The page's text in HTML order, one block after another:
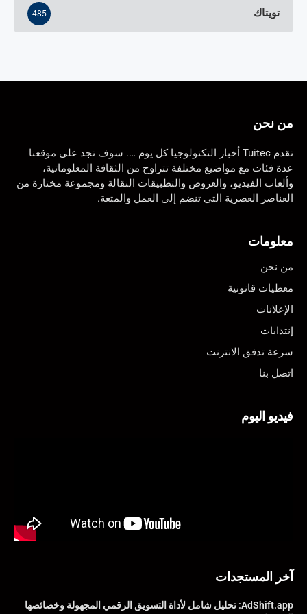
تويتاك 485
من نحن
تقدم Tuitec أخبار التكنولوجيا كل يوم …. سوف تجد على موقعنا
عدة فئات مع مواضيع مختلفة تتراوح من الثقافة المعلوماتية،
وألعاب الفيديو، والعروض والتطبيقات النقالة ومجموعة مختارة من
العناصر العصرية التي تنضم إلى العمل والمتعة.
معلومات
من نحن
معطيات قانونية
الإعلانات
إنتدابات
سرعة تدفق الانترنت
اتصل بنا
فيديو اليوم
آخر المستجدات
AdShift.app: تحليل شامل لأداة التسويق الرقمي المجهولة وخصائصها